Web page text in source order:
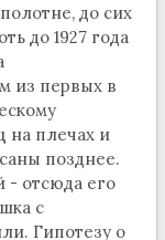
до сих
до 1927 года
из первых в
на плечах и
позднее.
- отсюда его
с
Гипотезу о